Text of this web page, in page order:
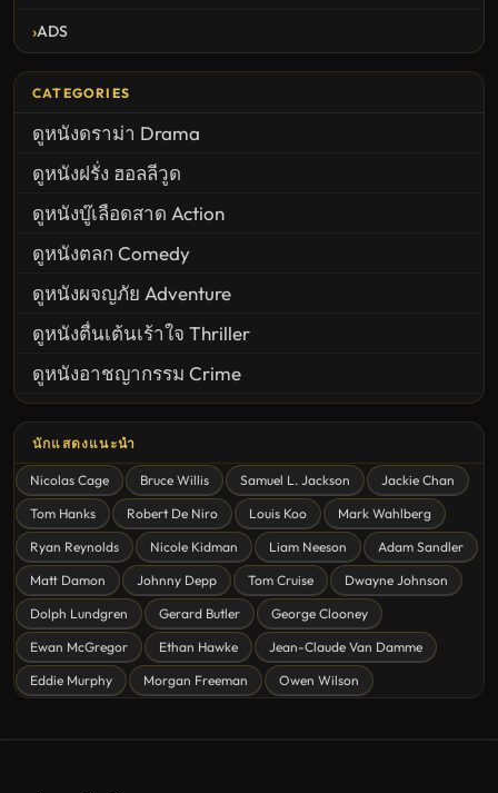
ADS
CATEGORIES
ดูหนังดราม่า Drama
ดูหนังฝรั่ง ฮอลลีวูด
ดูหนังบู๊เลือดสาด Action
ดูหนังตลก Comedy
ดูหนังผจญภัย Adventure
ดูหนังตื่นเต้นเร้าใจ Thriller
ดูหนังอาชญากรรม Crime
ดูหนังสยองขวัญ Horror
ดูหนังโรแมนติก Romance
หนังชีวิต
ดูหนังแฟนตาซี Fantasy
ดูหนังลึกลับ Mystery
ดูหนังอนิเมชั่น Animation
ดูหนังไซไฟ Sci-Fi
นักแสดงแนะนำ
Nicolas Cage Bruce Willis Samuel L. Jackson
Jackie Chan
Tom Hanks
Robert De Niro Louis Koo
Mark Wahlberg
Ryan Reynolds
Nicole Kidman Liam Neeson
Adam Sandler
Matt Damon
Johnny Depp Tom Cruise
Dwayne Johnson
Dolph Lundgren
Gerard Butler
George Clooney
Ewan McGregor
Ethan Hawke
Jean-Claude Van Damme
Eddie Murphy
Morgan Freeman Owen Wilson